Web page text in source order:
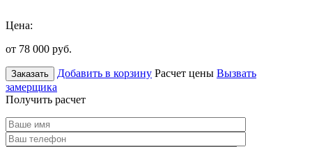
Цена:
от 78 000 руб.
Заказать Добавить в корзину Расчет цены Вызвать
замерщика
Получить расчет